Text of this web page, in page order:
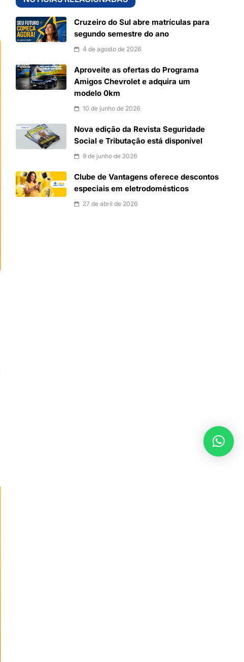
Cruzeiro do Sul abre matrículas para
segundo semestre do ano
4 de agosto de 2026
Aproveite as ofertas do Programa
Amigos Chevrolet e adquira um
modelo 0km
10 de junho de 2026
Nova edição da Revista Seguridade
Social e Tributação está disponível
9 de junho de 2026
Clube de Vantagens oferece descontos
especiais em eletrodomésticos
27 de abril de 2026